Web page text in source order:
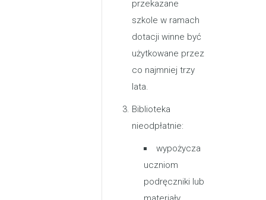
przekazane
szkole w ramach
dotacji winne być
użytkowane przez
co najmniej trzy
lata.
Biblioteka
nieodpłatnie:
wypożycza
uczniom
podręczniki lub